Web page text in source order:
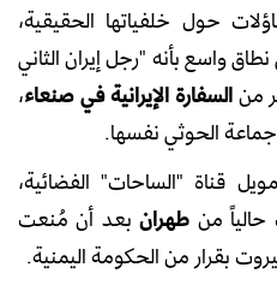
حول خلفياتها الحقيقية،
واسع بأنه "رجل إيران الثاني
منالسفارة الإيرانية في صنعاء،
الحوثي نفسها.
قناة "الساحات" الفضائية،
من طهرانبعد أن مُنعت
بقرار من الحكومة اليمنية.